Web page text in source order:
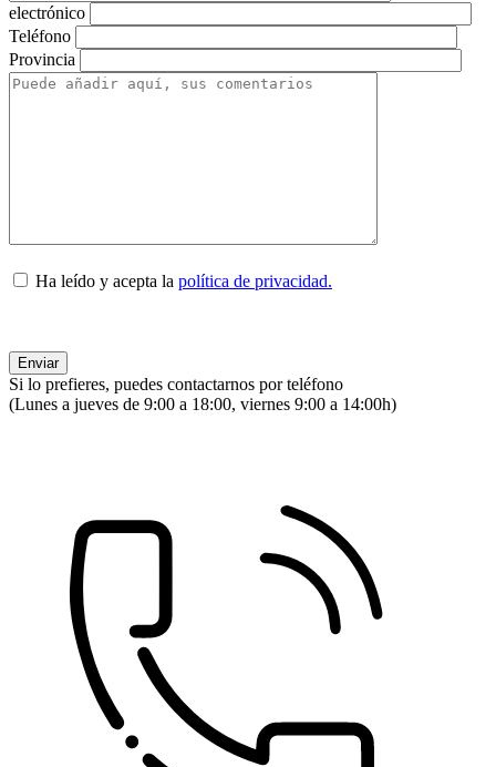
electrónico
Teléfono
Provincia
Ha leído y acepta la política de privacidad.
Si lo prefieres, puedes contactarnos por teléfono
(Lunes a jueves de 9:00 a 18:00, viernes 9:00 a 14:00h)